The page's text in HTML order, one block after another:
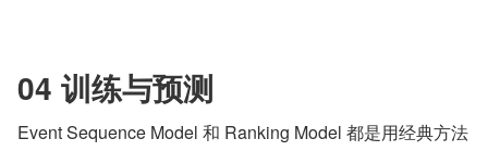
04 训练与预测
Event Sequence Model 和 Ranking Model 都是用经典方法